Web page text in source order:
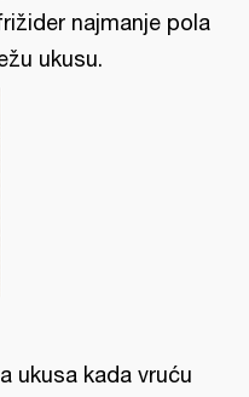
najmanje pola
ukusu.
ukusa kada vruću